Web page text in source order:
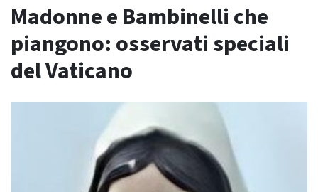
Madonne e Bambinelli che
piangono: osservati speciali
del Vaticano